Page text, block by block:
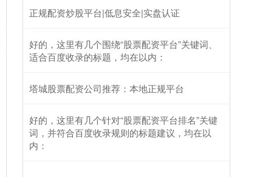
正规配资炒股平台|低息安全|实盘认证
好的，这里有几个围绕“股票配资平台”关键词、
适合百度收录的标题，均在以内：
塔城股票配资公司推荐：本地正规平台
好的，这里有几个针对“股票配资平台排名”关键
词，并符合百度收录规则的标题建议，均在以
内：